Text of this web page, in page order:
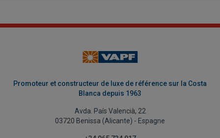
Promoteur et constructeur de luxe de référence sur la Costa
Blanca depuis 1963
Avda. País Valencià, 22
03720 Benissa (Alicante) - Espagne